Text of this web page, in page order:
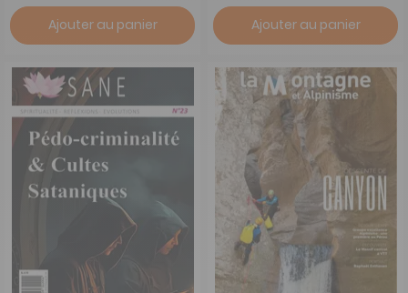
Ajouter au panier Ajouter au panier